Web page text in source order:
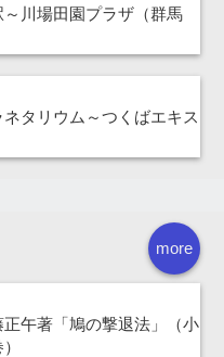
川場田園プラザ（群馬
タリウム～つくばエキス
more
午著「鳩の撃退法」（小